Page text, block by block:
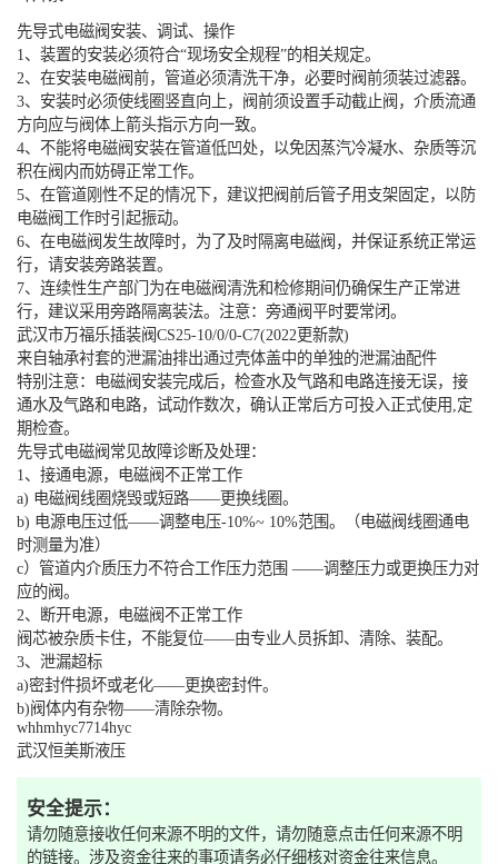
先导式电磁阀安装、调试、操作
1、装置的安装必须符合“现场安全规程”的相关规定。
2、在安装电磁阀前，管道必须清洗干净，必要时阀前须装过滤器。
3、安装时必须使线圈竖直向上，阀前须设置手动截止阀，介质流通
方向应与阀体上箭头指示方向一致。
4、不能将电磁阀安装在管道低凹处，以免因蒸汽冷凝水、杂质等沉
积在阀内而妨碍正常工作。
5、在管道刚性不足的情况下，建议把阀前后管子用支架固定，以防
电磁阀工作时引起振动。
6、在电磁阀发生故障时，为了及时隔离电磁阀，并保证系统正常运
行，请安装旁路装置。
7、连续性生产部门为在电磁阀清洗和检修期间仍确保生产正常进
行，建议采用旁路隔离装法。注意：旁通阀平时要常闭。
武汉市万福乐插装阀CS25-10/0/0-C7(2022更新款)
来自轴承衬套的泄漏油排出通过壳体盖中的单独的泄漏油配件
特别注意：电磁阀安装完成后，检查水及气路和电路连接无误，接
通水及气路和电路，试动作数次，确认正常后方可投入正式使用,定
期检查。
先导式电磁阀常见故障诊断及处理：
1、接通电源，电磁阀不正常工作
a) 电磁阀线圈烧毁或短路——更换线圈。
b) 电源电压过低——调整电压-10%~ 10%范围。（电磁阀线圈通电
时测量为准）
c）管道内介质压力不符合工作压力范围 ——调整压力或更换压力对
应的阀。
2、断开电源，电磁阀不正常工作
阀芯被杂质卡住，不能复位——由专业人员拆卸、清除、装配。
3、泄漏超标
a)密封件损坏或老化——更换密封件。
b)阀体内有杂物——清除杂物。
whhmhyc7714hyc
武汉恒美斯液压
安全提示：
请勿随意接收任何来源不明的文件，请勿随意点击任何来源不明
的链接。涉及资金往来的事项请务必仔细核对资金往来信息。